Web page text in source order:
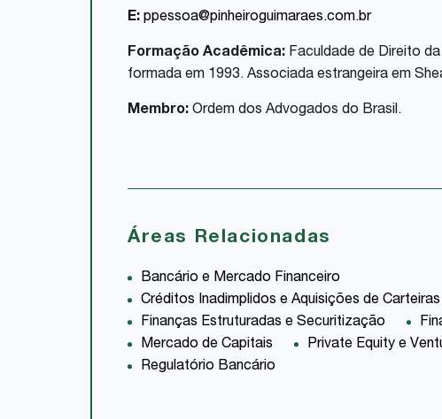
E: ppessoa@pinheiroguimaraes.com.br
Formação Acadêmica: Faculdade de Direito
formada em 1993. Associada estrangeira em
Membro: Ordem dos Advogados do Brasil.
Áreas Relacionadas
Bancário e Mercado Financeiro
Créditos Inadimplidos e Aquisições de
Finanças Estruturadas e Securitização
Mercado de Capitais
Private Equity e
Regulatório Bancário